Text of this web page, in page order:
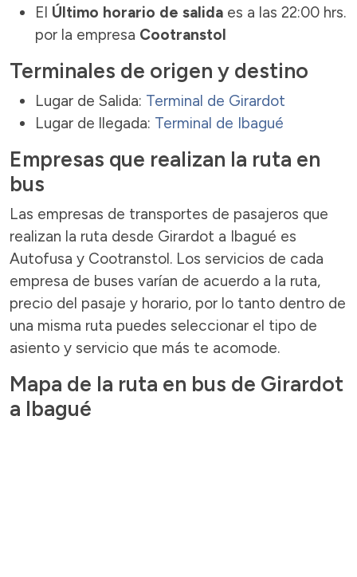
El Último horario de salida es a las 22:00 hrs.
por la empresa Cootranstol
Terminales de origen y destino
Lugar de Salida: Terminal de Girardot
Lugar de llegada: Terminal de Ibagué
Empresas que realizan la ruta en
bus
Las empresas de transportes de pasajeros que
realizan la ruta desde Girardot a Ibagué es
Autofusa y Cootranstol. Los servicios de cada
empresa de buses varían de acuerdo a la ruta,
precio del pasaje y horario, por lo tanto dentro de
una misma ruta puedes seleccionar el tipo de
asiento y servicio que más te acomode.
Mapa de la ruta en bus de Girardot
a Ibagué